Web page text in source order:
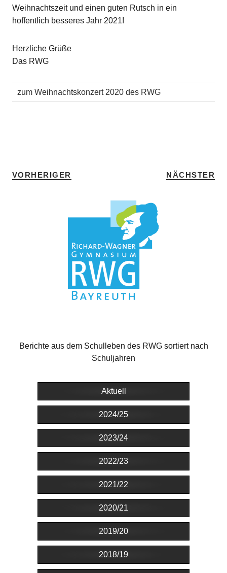
Weihnachtszeit und einen guten Rutsch in ein
hoffentlich besseres Jahr 2021!
Herzliche Grüße
Das RWG
zum Weihnachtskonzert 2020 des RWG
VORHERIGER NÄCHSTER
Berichte aus dem Schulleben des RWG sortiert nach
Schuljahren
Aktuell
2024/25
2023/24
2022/23
2021/22
2020/21
2019/20
2018/19